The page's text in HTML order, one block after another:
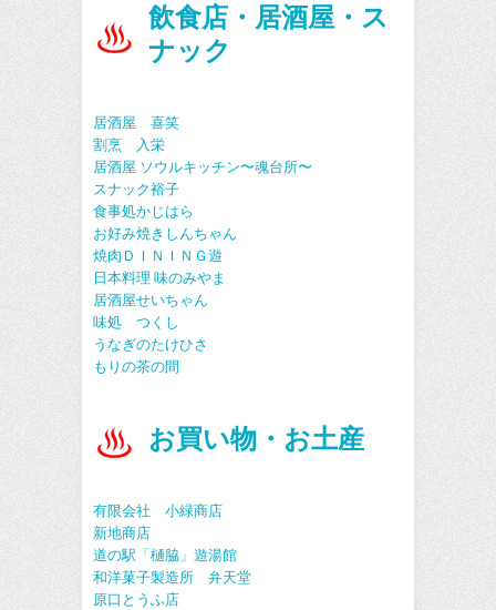
飲食店・居酒屋・ス
ナック
居酒屋 喜笑
割烹 入栄
居酒屋 ソウルキッチン〜魂台所〜
スナック裕子
食事処かじはら
お好み焼きしんちゃん
焼肉ＤＩＮＩＮＧ遊
日本料理 味のみやま
居酒屋せいちゃん
味処 つくし
うなぎのたけひさ
もりの茶の間
お買い物・お土産
有限会社 小緑商店
新地商店
道の駅「樋脇」遊湯館
和洋菓子製造所 弁天堂
原口とうふ店